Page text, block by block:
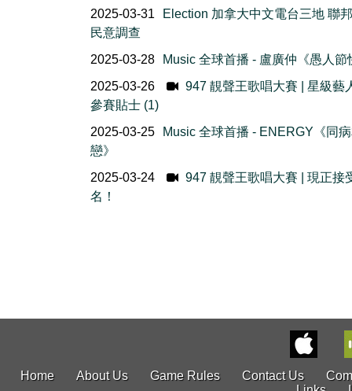
2025-03-31
Election 加拿大中文電台三地 聯
民意調查
2025-03-28
Music 全球首播 - 盧廣仲《愚人節
2025-03-26
947 靚聲王歌唱大賽 | 星級藝
參賽貼士 (1)
2025-03-25
Music 全球首播 - ENERGY《同
戀》
2025-03-24
947 靚聲王歌唱大賽 | 現正接
名！
Home About Us Game Rules Contact Us